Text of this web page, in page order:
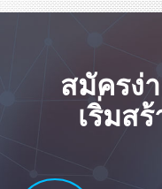
สมัครง่
เริ่มส